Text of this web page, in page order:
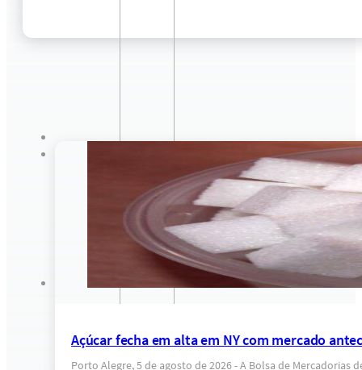
Açúcar fecha em alta em NY com mercado
Porto Alegre, 5 de agosto de 2026 - A Bolsa de Mercadorias